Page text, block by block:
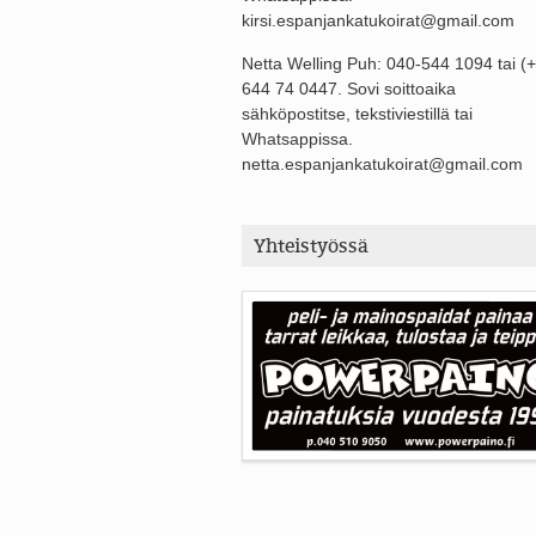
kirsi.espanjankatukoirat@gmail.com
Netta Welling Puh: 040-544 1094 tai
644 74 0447. Sovi soittoaika
sähköpostitse, tekstiviestillä tai
Whatsappissa.
netta.espanjankatukoirat@gmail.com
Yhteistyössä